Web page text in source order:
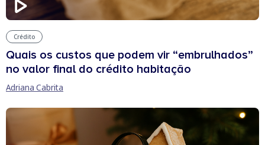
Crédito
Quais os custos que podem vir “embrulhados”
no valor final do crédito habitação
Adriana Cabrita